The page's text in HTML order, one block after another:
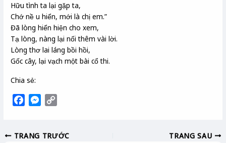
Hữu tình ta lạigặp ta,
Chớ nều hiển, mới là chị em.”
Đã lòng hiển hiện cho xem,
Tạ lòng, nàng lại nối thêm vài lời.
Lòng thơ lai láng bồi hồi,
Gốc cây, lại vạch một bài cổ thi.
Chia sẻ:
e
M
s
y
TRANG TRƯỚC TRANG SAU